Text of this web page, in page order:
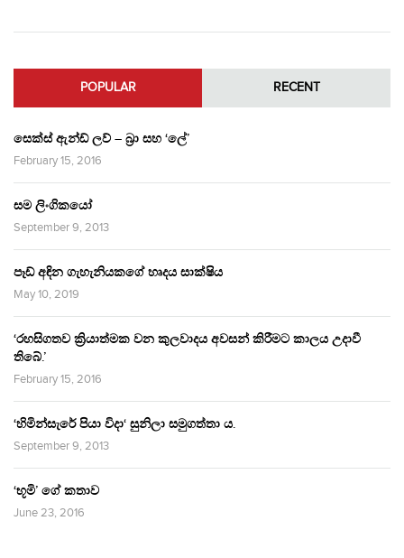
POPULAR RECENT
සෙක්ස් ඇන්ඩ් ලව් – බ්‍රා සහ ‘ලේ’
February 15, 2016
සම ලිංගිකයෝ
September 9, 2013
පෑඩ් අඳින ගැහැනියකගේ හෘදය සාක්ෂිය
May 10, 2019
‘රහසිගතව ක්‍රියාත්මක වන කුලවාදය අවසන් කිරීමට කාලය උදාවී
තිබේ.’
February 15, 2016
‘හිමින්සැරේ පියා විදා‘ සුනිලා සමුගත්තා ය.
September 9, 2013
‘භූමි’ ගේ කතාව
June 23, 2016